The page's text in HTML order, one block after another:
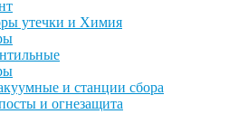
утечки и Химия
и станции сбора
и огнезащита